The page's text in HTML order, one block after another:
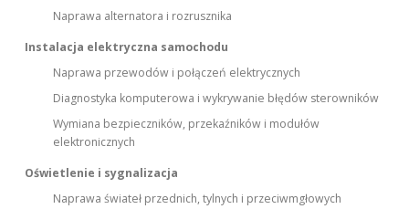
Naprawa alternatora i rozrusznika
Instalacja elektryczna samochodu
Naprawa przewodów i połączeń elektrycznych
Diagnostyka komputerowa i wykrywanie błędów sterowników
Wymiana bezpieczników, przekaźników i modułów
elektronicznych
Oświetlenie i sygnalizacja
Naprawa świateł przednich, tylnych i przeciwmgłowych